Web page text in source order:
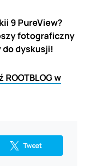
9 PureView?
fotograficzny
do dyskusji!
ROOTBLOG w
Tweet